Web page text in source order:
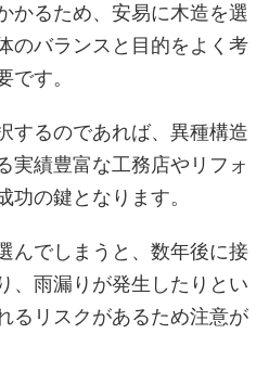
かるため、安易に木造を選
のバランスと目的をよく考
です。
するのであれば、異種構造
実績豊富な工務店やリフォ
功の鍵となります。
んでしまうと、数年後に接
、雨漏りが発生したりとい
るリスクがあるため注意が